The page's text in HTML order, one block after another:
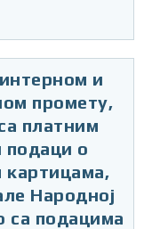
и
промету,
платним
о
картицама,
Народној
са подацима